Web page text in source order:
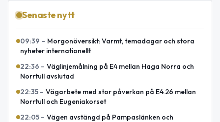
Senaste nytt
09:39 – Morgonöversikt: Varmt, temadagar och stora
nyheter internationellt
22:36 – Väglinjemålning på E4 mellan Haga Norra och
Norrtull avslutad
22:35 – Vägarbete med stor påverkan på E4.26 mellan
Norrtull och Eugeniakorset
22:05 – Vägen avstängd på Pampaslänken och